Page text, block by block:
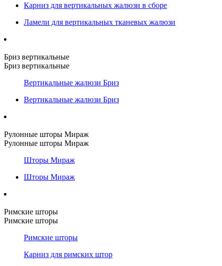
Карниз для вертикальных жалюзи в сборе
Ламели для вертикальных тканевых жалюзи
Бриз вертикальные
Бриз вертикальные
Вертикальные жалюзи Бриз
Вертикальные жалюзи Бриз
Рулонные шторы Мираж
Рулонные шторы Мираж
Шторы Мираж
Шторы Мираж
Римские шторы
Римские шторы
Римские шторы
Карниз для римских штор